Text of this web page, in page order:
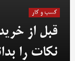
کسب و کار
قبل از
نکات را